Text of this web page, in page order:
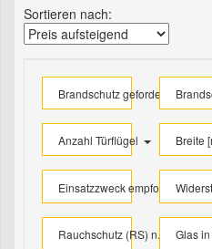
Sortieren nach:
Brandschutz gefordert?
Anzahl Türflügel Breite
Einsatzzweck empfohlen
Rauchschutz (RS) n. DINGlas